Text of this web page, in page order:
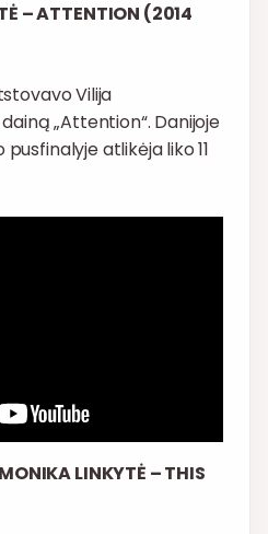
– ATTENTION (2014
Vilija
„Attention“. Danijoje
atlikėja liko 11
LINKYTĖ – THIS